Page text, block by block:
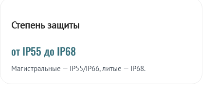
Степень защиты
от IP55 до IP68
Магистральные — IP55/IP66, литые — IP68.